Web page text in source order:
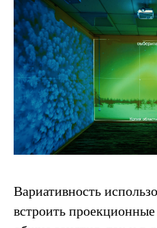
Вариативность
встроить